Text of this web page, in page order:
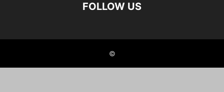
FOLLOW US
©